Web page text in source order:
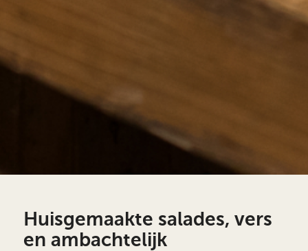
Huisgemaakte salades, vers
en ambachtelijk